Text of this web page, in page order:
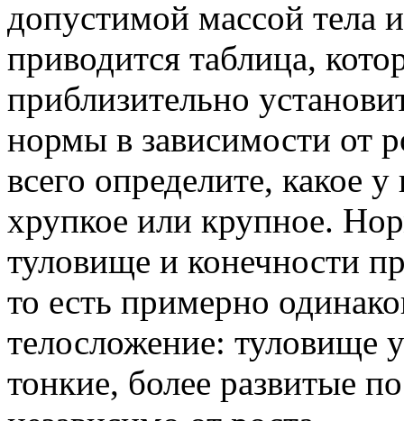
допустимой массой тела
приводится таблица,
приблизительно
нормы в зависимости от
всего определите, какое
хрупкое или крупное.
туловище и конечности
то есть примерно
телосложение: туловище
тонкие, более развитые